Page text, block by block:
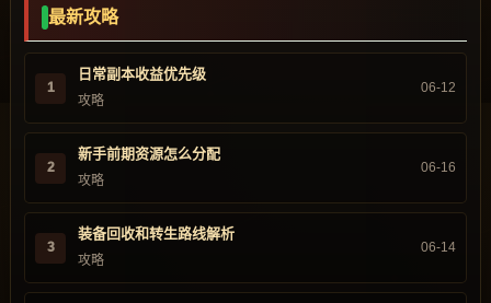
最新攻略
1
日常副本收益优先级
攻略
06-12
2
新手前期资源怎么分配
攻略
06-16
3
装备回收和转生路线解析
攻略
06-14